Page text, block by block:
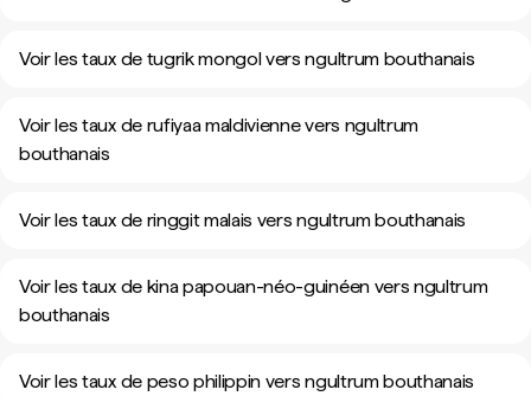
Voir les taux de tugrik mongol vers ngultrum bouthanais
Voir les taux de rufiyaa maldivienne vers ngultrum
bouthanais
Voir les taux de ringgit malais vers ngultrum bouthanais
Voir les taux de kina papouan-néo-guinéen vers ngultrum
bouthanais
Voir les taux de peso philippin vers ngultrum bouthanais